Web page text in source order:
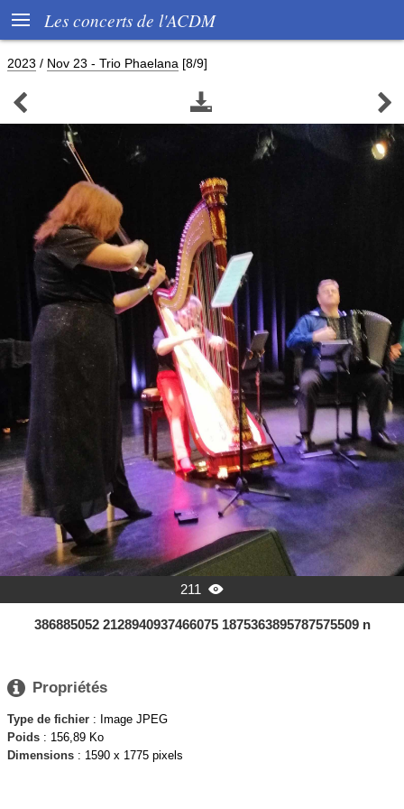
 Les concerts de l'ACDM
2023 / Nov 23 - Trio Phaelana [8/9]
  
211 
386885052 2128940937466075 1875363895787575509 n
 Propriétés
Type de fichier : Image JPEG
Poids : 156,89 Ko
Dimensions : 1590 x 1775 pixels